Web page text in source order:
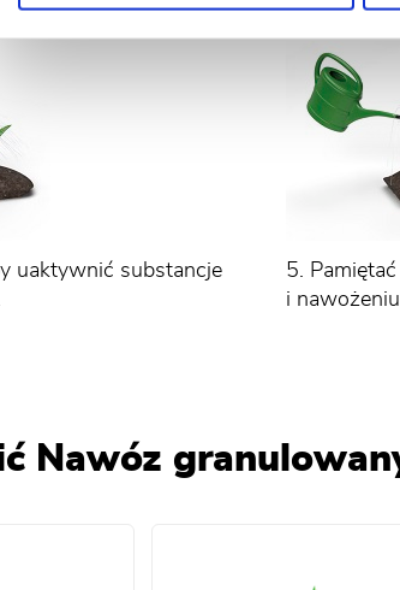
uaktywnić substancje
5.
i
Nawóz